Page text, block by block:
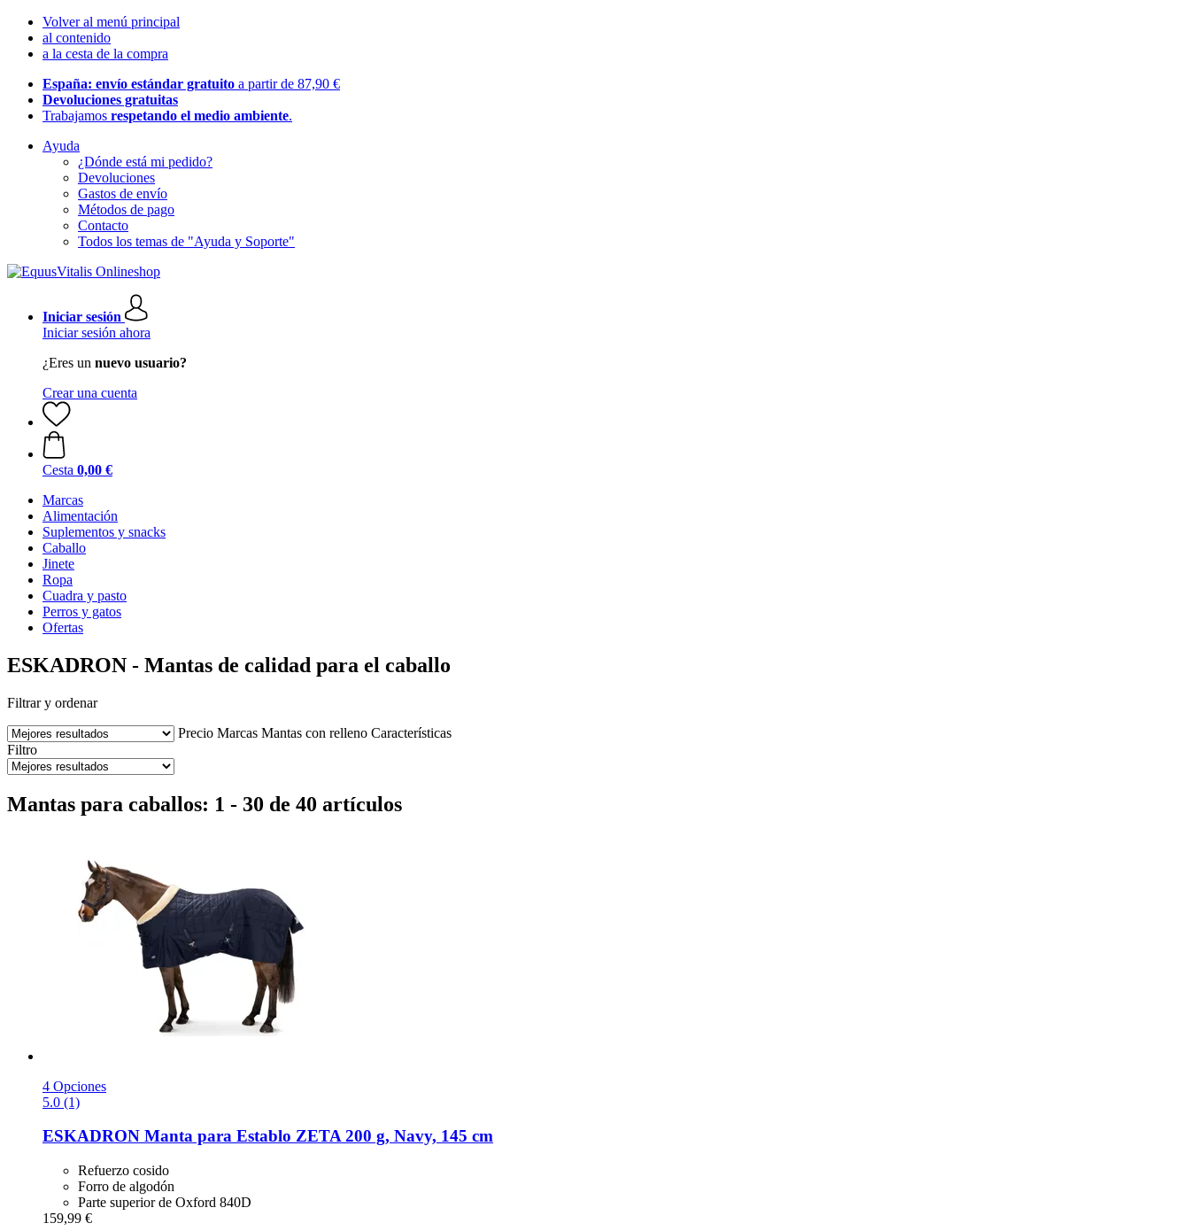
Volver al menú principal
al contenido
a la cesta de la compra
España: envío estándar gratuito a partir de 87,90 €
Devoluciones gratuitas
Trabajamos respetando el medio ambiente.
Ayuda
¿Dónde está mi pedido?
Devoluciones
Gastos de envío
Métodos de pago
Contacto
Todos los temas de "Ayuda y Soporte"
Iniciar sesión
Iniciar sesión ahora
¿Eres un nuevo usuario?
Crear una cuenta
Cesta 0,00 €
Marcas
Alimentación
Suplementos y snacks
Caballo
Jinete
Ropa
Cuadra y pasto
Perros y gatos
Ofertas
ESKADRON - Mantas de calidad para el caballo
Filtrar y ordenar
Precio Marcas Mantas con relleno Características
Filtro
Mantas para caballos: 1 - 30 de 40 artículos
4 Opciones
5.0 (1)
ESKADRON Manta para Establo ZETA 200 g, Navy, 145 cm
Refuerzo cosido
Forro de algodón
Parte superior de Oxford 840D
159,99 €